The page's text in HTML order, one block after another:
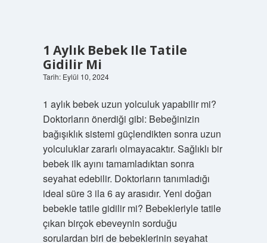
1 Aylık Bebek Ile Tatile
Gidilir Mi
Tarih: Eylül 10, 2024
1 aylık bebek uzun yolculuk yapabilir mi?
Doktorların önerdiği gibi: Bebeğinizin
bağışıklık sistemi güçlendikten sonra uzun
yolculuklar zararlı olmayacaktır. Sağlıklı bir
bebek ilk ayını tamamladıktan sonra
seyahat edebilir. Doktorların tanımladığı
ideal süre 3 ila 6 ay arasıdır. Yeni doğan
bebekle tatile gidilir mi? Bebekleriyle tatile
çıkan birçok ebeveynin sorduğu
sorulardan biri de bebeklerinin seyahat